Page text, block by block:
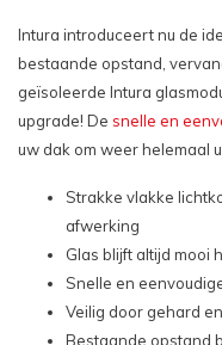
Maat: 90x120cm -
Maat: 100x100cm -
Maat: 100x150cm -
Maat: 100x200cm -
Intura introduceert nu de
bestaande opstand,
geïsoleerde Intura
upgrade! De snelle en
uw dak om weer helemaal
Strakke vlakke
afwerking
Glas blijft altijd mooi
Snelle en
Veilig door gehard
Bestaande opstand